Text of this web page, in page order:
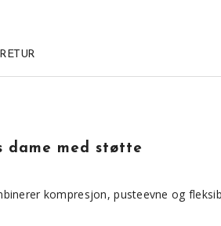
dame med støtte
kompresjon, pusteevne og